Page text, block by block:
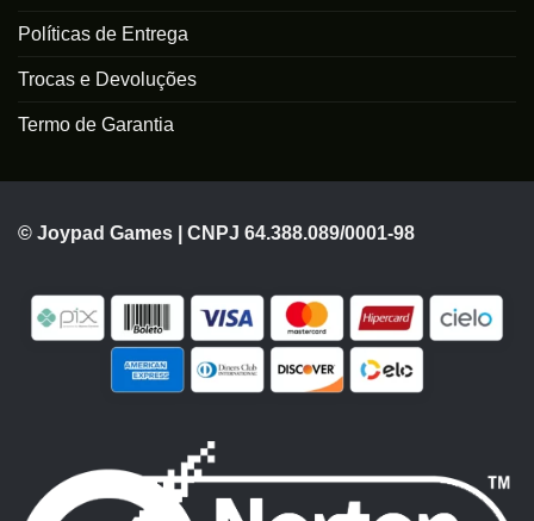
Políticas de Entrega
Trocas e Devoluções
Termo de Garantia
© Joypad Games | CNPJ 64.388.089/0001-98